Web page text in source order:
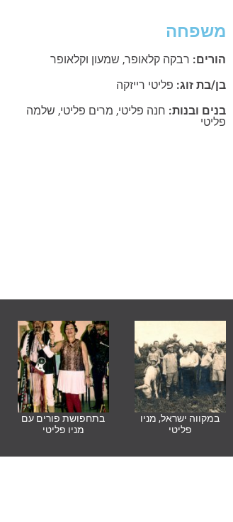
משפחה
הורים: רבקה קלאופר, שמעון וקלאופר
בן/בת זוג: פליטי רייזקה
בנים ובנות: חנה פליטי, מרים פליטי, שלמה
פליטי
במקווה ישראל, מניו
פליטי
בתחפושת פורים עם
מניו פליטי